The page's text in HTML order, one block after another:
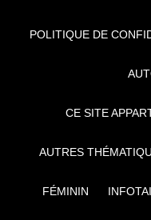
POLITIQUE DE
CE SITE
AUTRES
FÉMININ